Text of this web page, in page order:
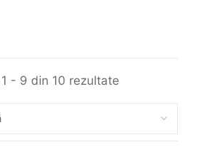
- 9 din 10 rezultate